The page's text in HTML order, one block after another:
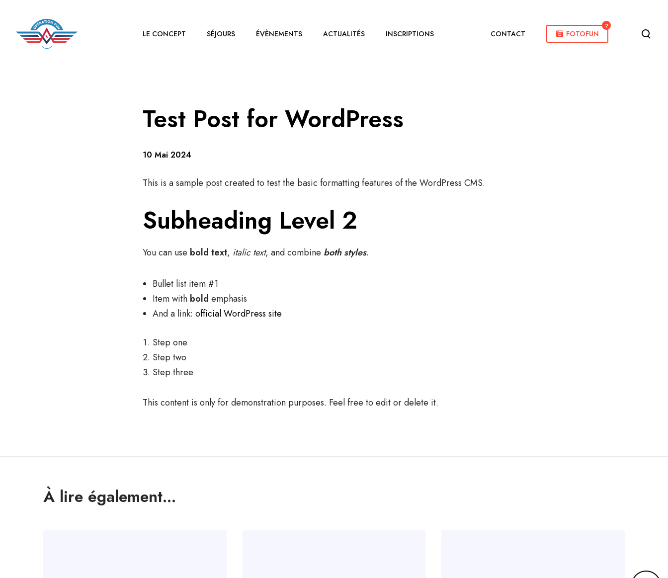
LE CONCEPT SÉJOURS ÉVÈNEMENTS ACTUALITÉS INSCRIPTIONS CONTACT FOTOFUN
2
Test Post for WordPress
10 Mai 2024
This is a sample post created to test the basic formatting features of the WordPress CMS.
Subheading Level 2
You can use bold text, italic text, and combine both styles.
Bullet list item #1
Item with bold emphasis
And a link: official WordPress site
Step one
Step two
Step three
This content is only for demonstration purposes. Feel free to edit or delete it.
À lire également...